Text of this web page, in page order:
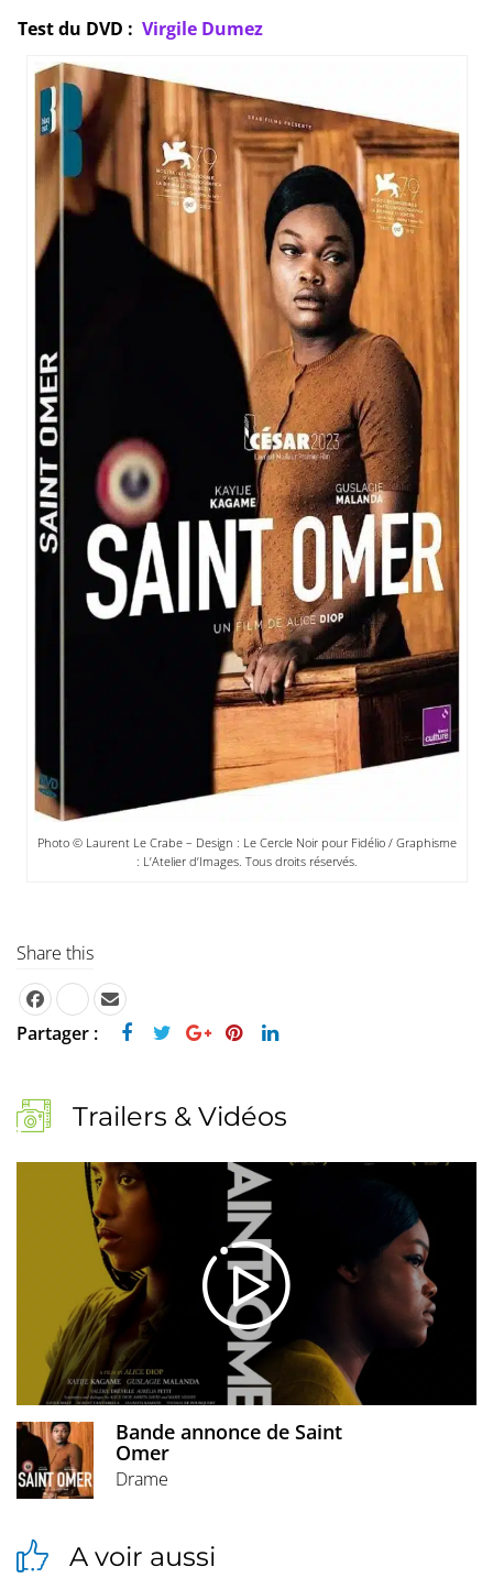
Test du DVD : Virgile Dumez
Photo © Laurent Le Crabe – Design : Le Cercle Noir pour Fidélio / Graphisme
: L’Atelier d’Images. Tous droits réservés.
Share this
Partager :
Trailers & Vidéos
Bande annonce de Saint
Omer
Drame
A voir aussi